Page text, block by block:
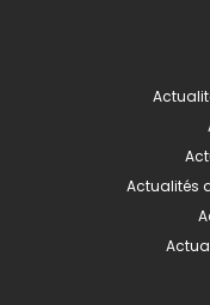
Actualités